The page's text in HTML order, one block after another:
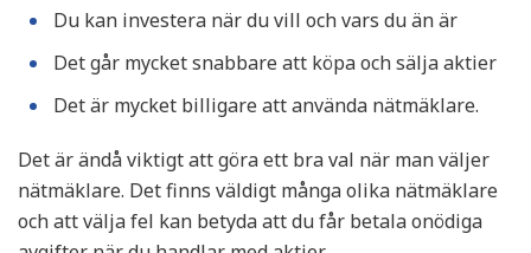
Du kan investera när du vill och vars du än är
Det går mycket snabbare att köpa och sälja aktier
Det är mycket billigare att använda nätmäklare.
Det är ändå viktigt att göra ett bra val när man väljer
nätmäklare. Det finns väldigt många olika nätmäklare
och att välja fel kan betyda att du får betala onödiga